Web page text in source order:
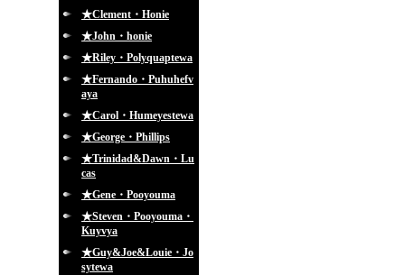
★Clement・Honie
★John・honie
★Riley・Polyquaptewa
★Fernando・Puhuhefv
aya
★Carol・Humeyestewa
★George・Phillips
★Trinidad&Dawn・Lu
cas
★Gene・Pooyouma
★Steven・Pooyouma・
Kuyvya
★Guy&Joe&Louie・Jo
sytewa